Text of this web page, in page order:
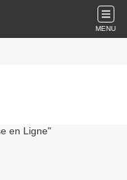
MENU